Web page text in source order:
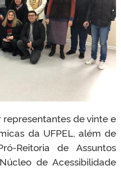
de vinte e
da UFPEL, além de
Reitoria de Assuntos
de Acessibilidade